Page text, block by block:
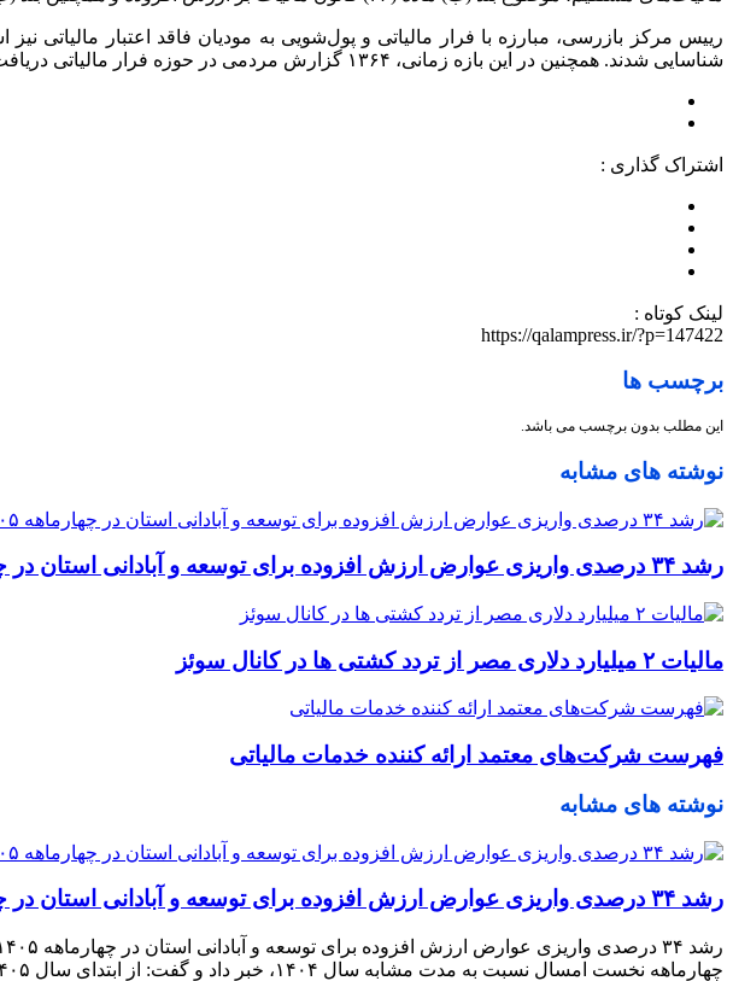
شناسایی شدند. همچنین در این بازه زمانی، ۱۳۶۴ گزارش مردمی در حوزه فرار مالیاتی دریافت شده است.
اشتراک گذاری :
لینک کوتاه :
https://qalampress.ir/?p=147422
برچسب ها
این مطلب بدون برچسب می باشد.
نوشته های مشابه
رشد ۳۴ درصدی واریزی عوارض ارزش افزوده برای توسعه و آبادانی استان در چهارماهه ۱۴۰۵
مالیات ۲ میلیارد دلاری مصر از تردد کشتی ها در کانال سوئز
فهرست شرکت‌های معتمد ارائه کننده خدمات مالیاتی
نوشته های مشابه
رشد ۳۴ درصدی واریزی عوارض ارزش افزوده برای توسعه و آبادانی استان در چهارماهه ۱۴۰۵
چهارماهه نخست امسال نسبت به مدت مشابه سال ۱۴۰۴، خبر داد و گفت: از ابتدای سال ۱۴۰۵ تا پایان تیرماه، در مجموع […]